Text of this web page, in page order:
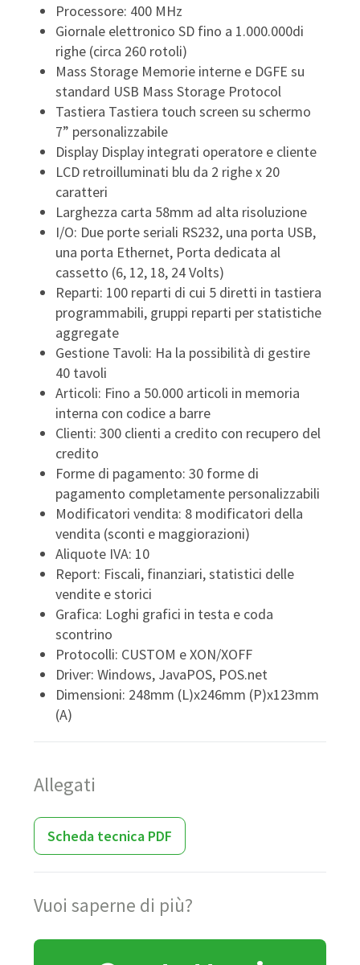
Processore: 400 MHz
Giornale elettronico SD fino a 1.000.000di
righe (circa 260 rotoli)
Mass Storage Memorie interne e DGFE su
standard USB Mass Storage Protocol
Tastiera Tastiera touch screen su schermo
7” personalizzabile
Display Display integrati operatore e cliente
LCD retroilluminati blu da 2 righe x 20
caratteri
Larghezza carta 58mm ad alta risoluzione
I/O: Due porte seriali RS232, una porta USB,
una porta Ethernet, Porta dedicata al
cassetto (6, 12, 18, 24 Volts)
Reparti: 100 reparti di cui 5 diretti in tastiera
programmabili, gruppi reparti per statistiche
aggregate
Gestione Tavoli: Ha la possibilità di gestire
40 tavoli
Articoli: Fino a 50.000 articoli in memoria
interna con codice a barre
Clienti: 300 clienti a credito con recupero del
credito
Forme di pagamento: 30 forme di
pagamento completamente personalizzabili
Modificatori vendita: 8 modificatori della
vendita (sconti e maggiorazioni)
Aliquote IVA: 10
Report: Fiscali, finanziari, statistici delle
vendite e storici
Grafica: Loghi grafici in testa e coda
scontrino
Protocolli: CUSTOM e XON/XOFF
Driver: Windows, JavaPOS, POS.net
Dimensioni: 248mm (L)x246mm (P)x123mm
(A)
Allegati
Scheda tecnica PDF
Vuoi saperne di più?